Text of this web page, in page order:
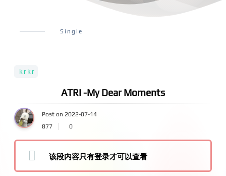
Single
krkr
ATRI -My Dear Moments
Post on 2022-07-14
877
0
该段内容只有登录才可以查看